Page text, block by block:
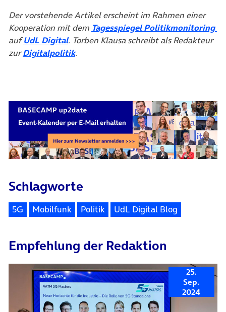
Der vorstehende Artikel erscheint im Rahmen einer
Kooperation mit dem Tagesspiegel Politikmonitoring
aufUdL Digital(öffnet in neuem Tab)
. Torben Klausa schreibt als Redakteur
zurDigitalpolitik(öffnet in neuem Tab)
.
Schlagworte
5G Mobilfunk Politik UdL Digital Blog
Empfehlung der Redaktion
25.
Sep.
2024